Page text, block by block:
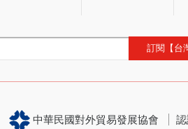
訂閱【台
中華民國對外貿易發展協會